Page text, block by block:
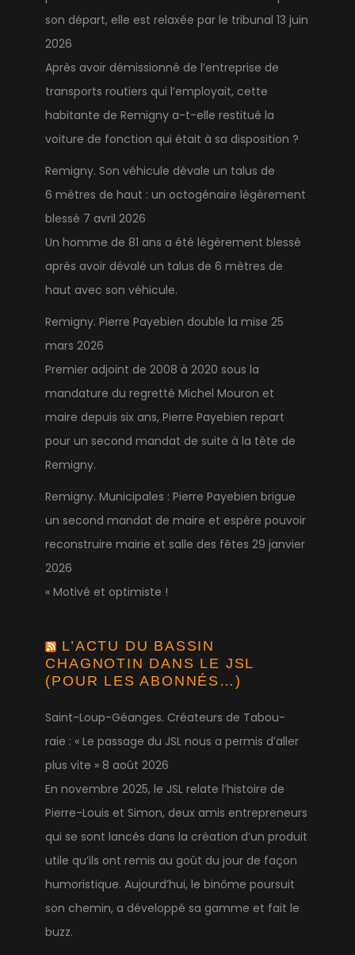
son départ, elle est relaxée par le tribunal 13 juin
2026
Après avoir démissionné de l’entreprise de
transports routiers qui l’employait, cette
habitante de Remigny a-t-elle restitué la
voiture de fonction qui était à sa disposition ?
Remigny. Son véhicule dévale un talus de
6 mètres de haut : un octogénaire légèrement
blessé 7 avril 2026
Un homme de 81 ans a été légèrement blessé
après avoir dévalé un talus de 6 mètres de
haut avec son véhicule.
Remigny. Pierre Payebien double la mise 25
mars 2026
Premier adjoint de 2008 à 2020 sous la
mandature du regretté Michel Mouron et
maire depuis six ans, Pierre Payebien repart
pour un second mandat de suite à la tête de
Remigny.
Remigny. Municipales : Pierre Payebien brigue
un second mandat de maire et espère pouvoir
reconstruire mairie et salle des fêtes 29 janvier
2026
« Motivé et optimiste !
L’ACTU DU BASSIN
CHAGNOTIN DANS LE JSL
(POUR LES ABONNÉS…)
Saint-Loup-Géanges. Créateurs de Tabou-
raie : « Le passage du JSL nous a permis d’aller
plus vite » 8 août 2026
En novembre 2025, le JSL relate l’histoire de
Pierre-Louis et Simon, deux amis entrepreneurs
qui se sont lancés dans la création d’un produit
utile qu’ils ont remis au goût du jour de façon
humoristique. Aujourd’hui, le binôme poursuit
son chemin, a développé sa gamme et fait le
buzz.